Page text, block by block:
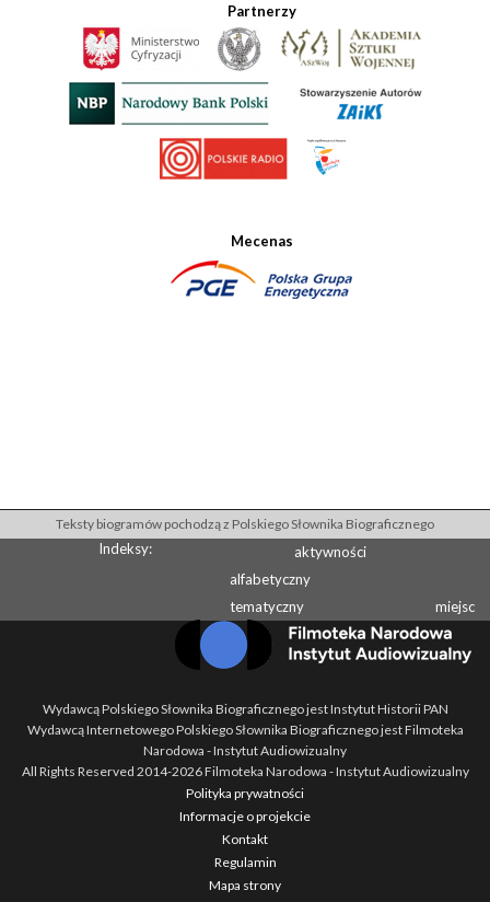
Partnerzy
Mecenas
Teksty biogramów pochodzą z Polskiego Słownika Biograficznego
Indeksy:
aktywności
alfabetyczny
tematyczny
miejsc
Wydawcą Polskiego Słownika Biograficznego jest Instytut Historii PAN
Wydawcą Internetowego Polskiego Słownika Biograficznego jest Filmoteka
Narodowa - Instytut Audiowizualny
All Rights Reserved 2014-2026Filmoteka Narodowa - Instytut Audiowizualny
Polityka prywatności
Informacje o projekcie
Kontakt
Regulamin
Mapa strony